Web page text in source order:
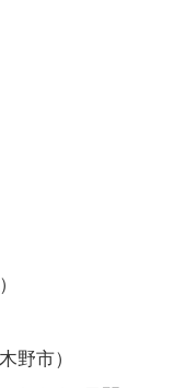
野市）